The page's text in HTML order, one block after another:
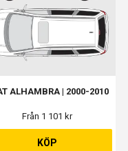
ALHAMBRA | 2000-2010
Från 1 101 kr
KÖP